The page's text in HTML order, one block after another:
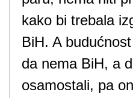
kako bi trebala
BiH. A
da nema BiH, a
osamostali, pa